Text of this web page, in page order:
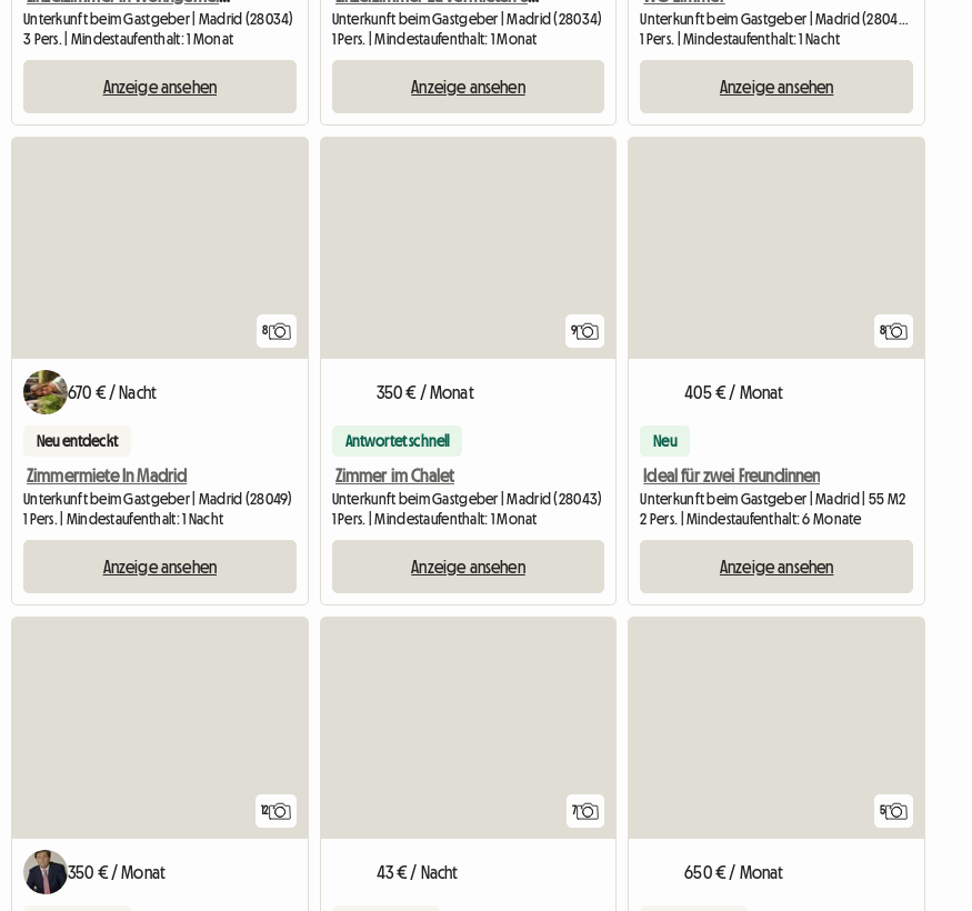
Unterkunft beim Gastgeber | Madrid (28034)
3 Pers. | Mindestaufenthalt: 1 Monat
Anzeige ansehen
Unterkunft beim Gastgeber | Madrid (28034)
1 Pers. | Mindestaufenthalt: 1 Monat
Anzeige ansehen
1 Pers. | Mindestaufenthalt: 1 Nacht
Anzeige ansehen
8
670 € / Nacht
Neu entdeckt
Zimmermiete In Madrid
Unterkunft beim Gastgeber | Madrid (28049)
1 Pers. | Mindestaufenthalt: 1 Nacht
Anzeige ansehen
9
350 € / Monat
Antwortet schnell
Zimmer im Chalet
Unterkunft beim Gastgeber | Madrid (28043)
1 Pers. | Mindestaufenthalt: 1 Monat
Anzeige ansehen
8
405 € / Monat
Neu
Ideal für zwei Freundinnen
Unterkunft beim Gastgeber | Madrid | 55 M2
2 Pers. | Mindestaufenthalt: 6 Monate
Anzeige ansehen
12
350 € / Monat
7
43 € / Nacht
5
650 € / Monat